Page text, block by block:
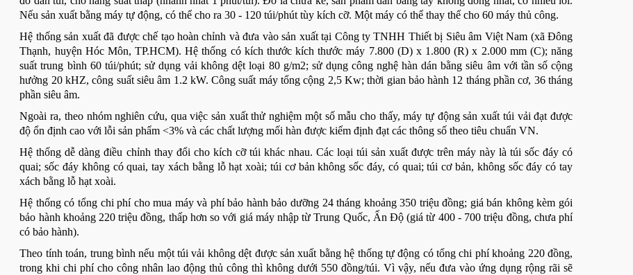
Nếu sản xuất bằng máy tự động, có thể cho ra 30 - 120 túi/phút tùy kích cỡ. Một máy có thể thay thế cho 60 máy thủ công.
Hệ thống sản xuất đã được chế tạo hoàn chỉnh và đưa vào sản xuất tại Công ty TNHH Thiết bị Siêu âm Việt Nam (xã Đông
Thạnh, huyện Hóc Môn, TP.HCM). Hệ thống có kích thước kích thước máy 7.800 (D) x 1.800 (R) x 2.000 mm (C); năng
suất trung bình 60 túi/phút; sử dụng vải không dệt loại 80 g/m2; sử dụng công nghệ hàn dán bằng siêu âm với tần số cộng
hưởng 20 kHZ, công suất siêu âm 1.2 kW. Công suất máy tổng cộng 2,5 Kw; thời gian bảo hành 12 tháng phần cơ, 36 tháng
phần siêu âm.
Ngoài ra, theo nhóm nghiên cứu, qua việc sản xuất thử nghiệm một số mẫu cho thấy, máy tự động sản xuất túi vải đạt được
độ ổn định cao với lỗi sản phẩm <3% và các chất lượng mối hàn được kiểm định đạt các thông số theo tiêu chuẩn VN.
Hệ thống dễ dàng điều chỉnh thay đổi cho kích cỡ túi khác nhau. Các loại túi sản xuất được trên máy này là túi sốc đáy có
quai; sốc đáy không có quai, tay xách bằng lỗ hạt xoài; túi cơ bản không sốc đáy, có quai; túi cơ bản, không sốc đáy có tay
xách bằng lỗ hạt xoài.
Hệ thống có tổng chi phí cho mua máy và phí bảo hành bảo dưỡng 24 tháng khoảng 350 triệu đồng; giá bán không kèm gói
bảo hành khoảng 220 triệu đồng, thấp hơn so với giá máy nhập từ Trung Quốc, Ấn Độ (giá từ 400 - 700 triệu đồng, chưa phí
có bảo hành).
Theo tính toán, trung bình nếu một túi vải không dệt được sản xuất bằng hệ thống tự động có tổng chi phí khoảng 220 đồng,
trong khi chi phí cho công nhân lao động thủ công thì không dưới 550 đồng/túi. Vì vậy, nếu đưa vào ứng dụng rộng rãi sẽ